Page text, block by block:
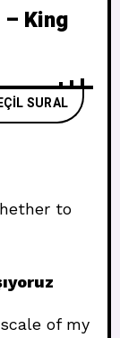
King
SURAL
to
of my